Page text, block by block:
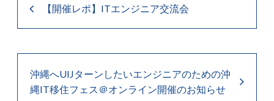
【開催レポ】ITエンジニア交流会
沖縄へUIJターンしたいエンジニアのための沖
縄IT移住フェス＠オンライン開催のお知らせ